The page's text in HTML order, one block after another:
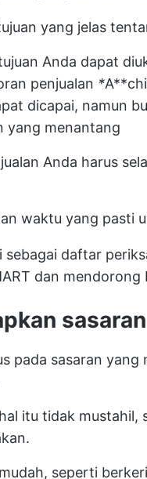
yang jelas
Anda dapat
penjualan *
dicapai, namun
yang menantang
Anda harus
waktu yang pasti
daftar
dan
pada sasaran
itu tidak
seperti